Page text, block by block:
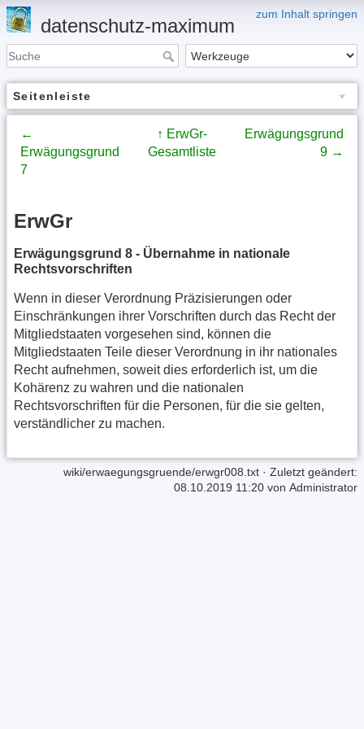
zum Inhalt springen
datenschutz-maximum
Seitenleiste
←
Erwägungsgrund
7
↑ ErwGr-
Gesamtliste
Erwägungsgrund
9 →
ErwGr
Erwägungsgrund 8 - Übernahme in nationale
Rechtsvorschriften
Wenn in dieser Verordnung Präzisierungen oder
Einschränkungen ihrer Vorschriften durch das Recht der
Mitgliedstaaten vorgesehen sind, können die
Mitgliedstaaten Teile dieser Verordnung in ihr nationales
Recht aufnehmen, soweit dies erforderlich ist, um die
Kohärenz zu wahren und die nationalen
Rechtsvorschriften für die Personen, für die sie gelten,
verständlicher zu machen.
wiki/erwaegungsgruende/erwgr008.txt · Zuletzt geändert:
08.10.2019 11:20 von Administrator